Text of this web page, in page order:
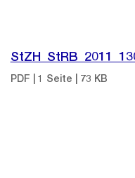
PDF | 1 Seite | 73 KB